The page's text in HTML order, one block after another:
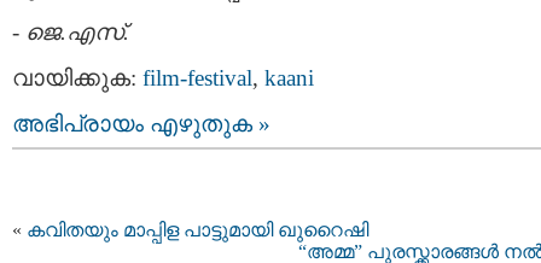
- ജെ.എസ്.
വായിക്കുക: film-festival, kaani
അഭിപ്രായം എഴുതുക »
« കവിതയും മാപ്പിള പാട്ടുമായി ഖുറൈഷി
“അമ്മ” പുരസ്ക്കാരങ്ങള്‍